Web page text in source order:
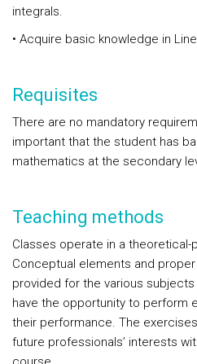
integrals.
• Acquire basic knowledge in
Requisites
There are no mandatory
important that the student has
mathematics at the secondary
Teaching methods
Classes operate in a theoretical-
Conceptual elements and
provided for the various
have the opportunity to perform
their performance. The
future professionals’ interests